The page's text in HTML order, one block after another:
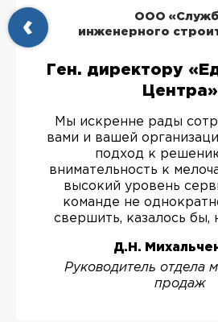
ООО
инженерного
Ген. директору
Центра»
Мы искренне рады
вами и вашей
подход к
внимательность к
высокий уровень
команде не
свершить, казалось бы,
Д.Н.
Руководитель отдела
продаж